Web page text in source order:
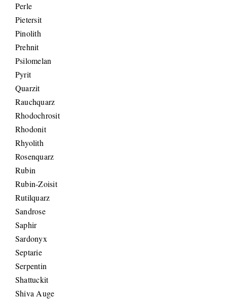
Perle
Pietersit
Pinolith
Prehnit
Psilomelan
Pyrit
Quarzit
Rauchquarz
Rhodochrosit
Rhodonit
Rhyolith
Rosenquarz
Rubin
Rubin-Zoisit
Rutilquarz
Sandrose
Saphir
Sardonyx
Septarie
Serpentin
Shattuckit
Shiva Auge